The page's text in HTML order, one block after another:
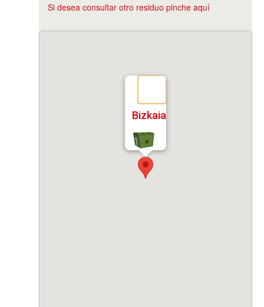
Si desea consultar otro residuo pinche aquí
Bizkaia